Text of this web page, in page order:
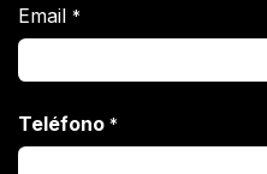
Email *
Teléfono *